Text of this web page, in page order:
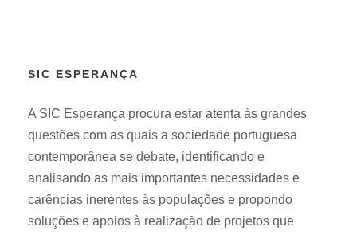
SIC ESPERANÇA
A SIC Esperança procura estar atenta às grandes
questões com as quais a sociedade portuguesa
contemporânea se debate, identificando e
analisando as mais importantes necessidades e
carências inerentes às populações e propondo
soluções e apoios à realização de projetos que